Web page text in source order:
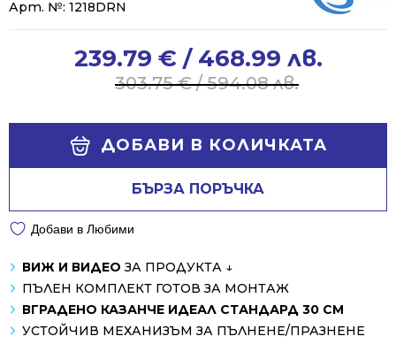
Арт. №: 1218DRN
303.75€/ 594.08 лв.
303.75 €
239.79 € / 468.99 лв.
239.79 €
ДОБАВИ В КОЛИЧКАТА
БЪРЗА ПОРЪЧКА
Добави в Любими
ВИЖ И ВИДЕО ЗА ПРОДУКТА ↓
ПЪЛЕН КОМПЛЕКТ ГОТОВ ЗА МОНТАЖ
ВГРАДЕНО КАЗАНЧЕ ИДЕАЛ СТАНДАРД 30 СМ
УСТОЙЧИВ МЕХАНИЗЪМ ЗА ПЪЛНЕНЕ/ПРАЗНЕНЕ